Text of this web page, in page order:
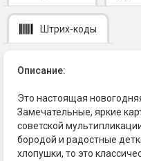
Штрих-коды
Описание:
Это настоящая
Замечательные, яркие
советской
бородой и радостные
хлопушки, то это